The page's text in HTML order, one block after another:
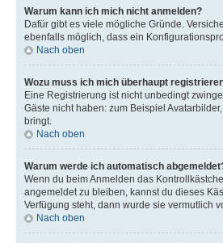
Warum kann ich mich nicht anmelden?
Dafür gibt es viele mögliche Gründe.
ebenfalls möglich, dass ein
Nach oben
Wozu muss ich mich überhaupt
Eine Registrierung ist nicht unbedingt
Gäste nicht haben: zum Beispiel
bringt.
Nach oben
Warum werde ich automatisch
Wenn du beim Anmelden das
angemeldet zu bleiben, kannst du dieses
Verfügung steht, dann wurde sie vermutlich
Nach oben